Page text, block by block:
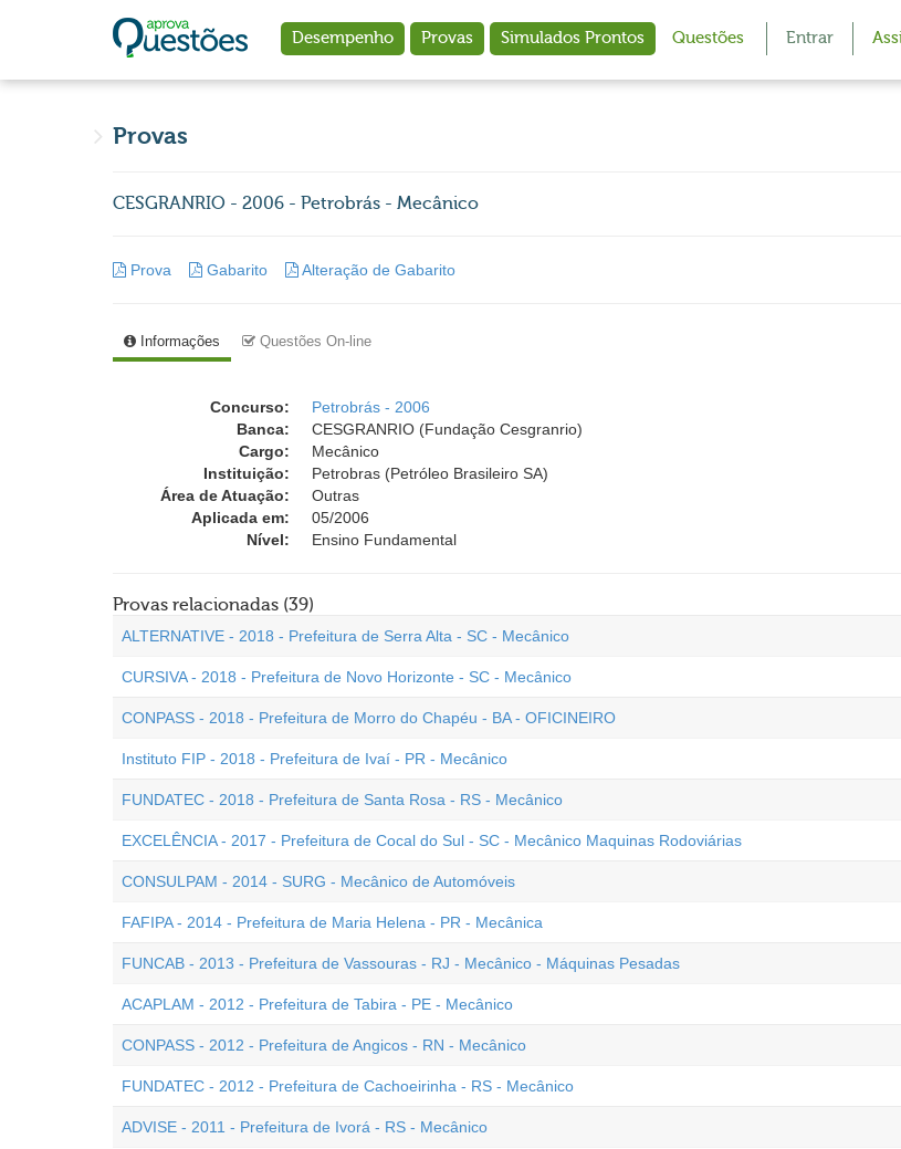
Desempenho Provas Simulados Prontos Questões Entrar
Provas
CESGRANRIO - 2006 - Petrobrás - Mecânico
Prova Gabarito Alteração de Gabarito
Informações Questões On-line
Concurso:
Petrobrás - 2006
Banca:
CESGRANRIO (Fundação Cesgranrio)
Cargo:
Mecânico
Instituição:
Petrobras (Petróleo Brasileiro SA)
Área de Atuação:
Outras
Aplicada em:
05/2006
Nível:
Ensino Fundamental
Provas relacionadas (39)
ALTERNATIVE - 2018 - Prefeitura de Serra Alta - SC - Mecânico
CURSIVA - 2018 - Prefeitura de Novo Horizonte - SC - Mecânico
CONPASS - 2018 - Prefeitura de Morro do Chapéu - BA - OFICINEIRO
Instituto FIP - 2018 - Prefeitura de Ivaí - PR - Mecânico
FUNDATEC - 2018 - Prefeitura de Santa Rosa - RS - Mecânico
EXCELÊNCIA - 2017 - Prefeitura de Cocal do Sul - SC - Mecânico Maquinas Rodoviárias
CONSULPAM - 2014 - SURG - Mecânico de Automóveis
FAFIPA - 2014 - Prefeitura de Maria Helena - PR - Mecânica
FUNCAB - 2013 - Prefeitura de Vassouras - RJ - Mecânico - Máquinas Pesadas
ACAPLAM - 2012 - Prefeitura de Tabira - PE - Mecânico
CONPASS - 2012 - Prefeitura de Angicos - RN - Mecânico
FUNDATEC - 2012 - Prefeitura de Cachoeirinha - RS - Mecânico
ADVISE - 2011 - Prefeitura de Ivorá - RS - Mecânico